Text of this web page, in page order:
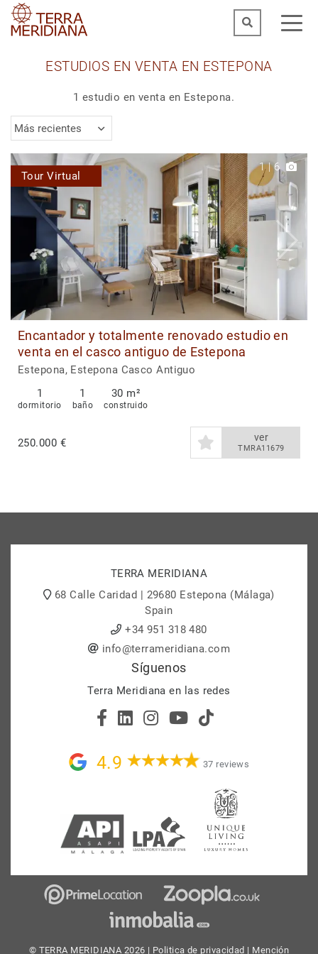
ESTUDIOS EN VENTA EN ESTEPONA
1 estudio en venta en Estepona.
Más recientes
1|6
Tour Virtual
Encantador y totalmente renovado estudio en
venta en el casco antiguo de Estepona
Estepona, Estepona Casco Antiguo
1
dormitorio
1
baño
30 m²
construido
250.000 € ver
TMRA11679
TERRA MERIDIANA
68 Calle Caridad | 29680 Estepona (Málaga)
Spain
+34 951 318 480
info@terrameridiana.com
Síguenos
Terra Meridiana en las redes
4.9 37 reviews
© TERRA MERIDIANA 2026 | Politica de privacidad | Mención